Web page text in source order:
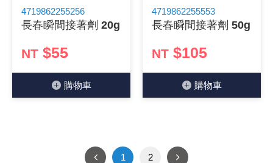
4719862255256
長春瞬間接著劑 20g
NT $55
購物⾞
4719862255553
長春瞬間接著劑 50g
NT $105
購物⾞
1 2